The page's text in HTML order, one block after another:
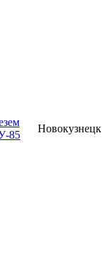
85
Новокузнецк